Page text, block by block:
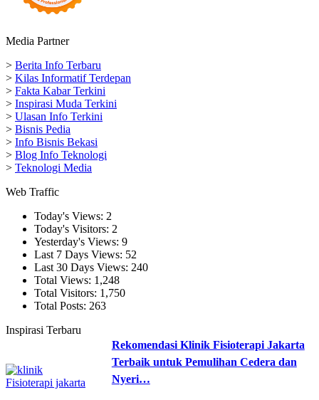
Media Partner
> Berita Info Terbaru
> Kilas Informatif Terdepan
> Fakta Kabar Terkini
> Inspirasi Muda Terkini
> Ulasan Info Terkini
> Bisnis Pedia
> Info Bisnis Bekasi
> Blog Info Teknologi
> Teknologi Media
Web Traffic
Today's Views: 2
Today's Visitors: 2
Yesterday's Views: 9
Last 7 Days Views: 52
Last 30 Days Views: 240
Total Views: 1,248
Total Visitors: 1,750
Total Posts: 263
Inspirasi Terbaru
Rekomendasi Klinik Fisioterapi Jakarta
Terbaik untuk Pemulihan Cedera dan
Nyeri…